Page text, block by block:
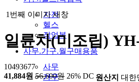
가전
헬스
작업복
사무.가구.월구매용품
사무
가구
1번째 이미지 새창
일륜차(미조립)
10493677
41,884원 56,600원 26% DC 원산지 대한